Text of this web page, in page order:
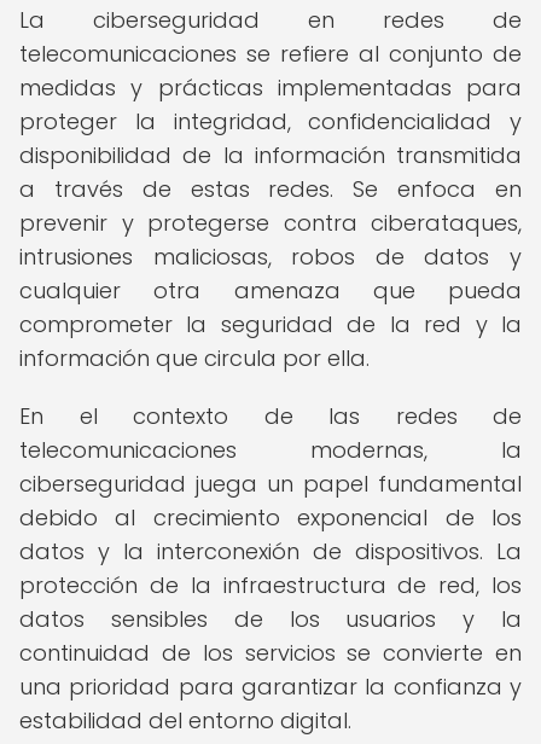
La ciberseguridad en redes de
telecomunicaciones se refiere al conjunto de
medidas y prácticas implementadas para
proteger la integridad, confidencialidad y
disponibilidad de la información transmitida
a través de estas redes. Se enfoca en
prevenir y protegerse contra ciberataques,
intrusiones maliciosas, robos de datos y
cualquier otra amenaza que pueda
comprometer la seguridad de la red y la
información que circula por ella.
En el contexto de las redes de
telecomunicaciones modernas, la
ciberseguridad juega un papel fundamental
debido al crecimiento exponencial de los
datos y la interconexión de dispositivos. La
protección de la infraestructura de red, los
datos sensibles de los usuarios y la
continuidad de los servicios se convierte en
una prioridad para garantizar la confianza y
estabilidad del entorno digital.